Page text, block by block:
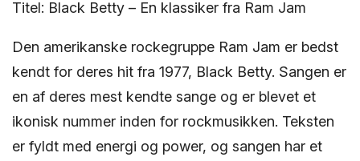
Titel: Black Betty – En klassiker fra Ram Jam
Den amerikanske rockegruppe Ram Jam er bedst
kendt for deres hit fra 1977, Black Betty. Sangen er
en af deres mest kendte sange og er blevet et
ikonisk nummer inden for rockmusikken. Teksten
er fyldt med energi og power, og sangen har et